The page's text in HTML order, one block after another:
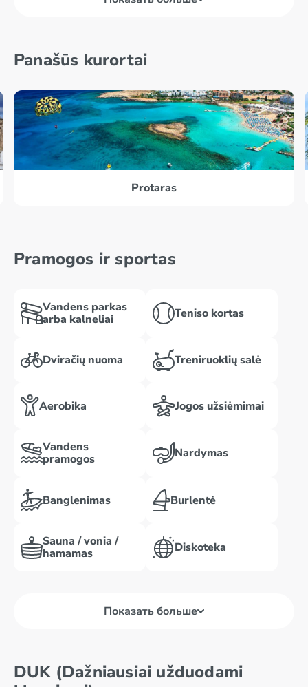
Panašūs kurortai
Protaras
Pramogos ir sportas
Vandens parkas
arba kalneliai
Teniso kortas
Dviračių nuoma Treniruoklių salė
Aerobika Jogos užsiėmimai
Vandens
pramogos
Nardymas
Banglenimas Burlentė
Sauna / vonia /
hamamas
Diskoteka
Показать больше
DUK (Dažniausiai užduodami